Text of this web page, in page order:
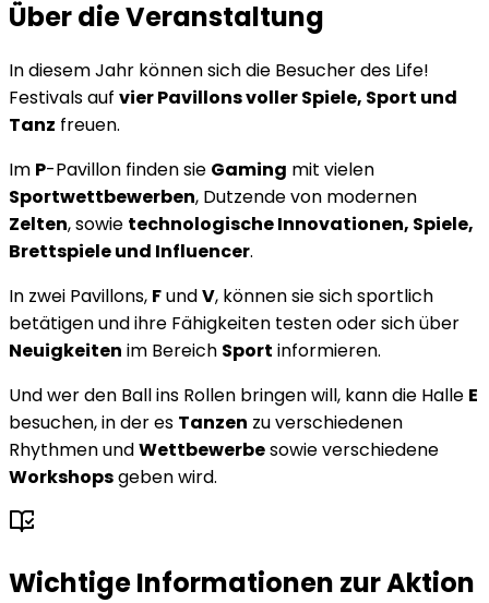
Über die Veranstaltung
In diesem Jahr können sich die Besucher des Life!
Festivals auf vier Pavillons voller Spiele, Sport und
Tanz freuen.
Im P-Pavillon finden sie Gaming mit vielen
Sportwettbewerben, Dutzende von modernen
Zelten, sowie technologische Innovationen, Spiele,
Brettspiele und Influencer.
In zwei Pavillons, FundV, können sie sich sportlich
betätigen und ihre Fähigkeiten testen oder sich über
Neuigkeiten im Bereich Sport informieren.
Und wer den Ball ins Rollen bringen will, kann die Halle E
besuchen, in der es Tanzen zu verschiedenen
Rhythmen undWettbewerbesowie verschiedene
Workshopsgeben wird.
Wichtige Informationen zur Aktion